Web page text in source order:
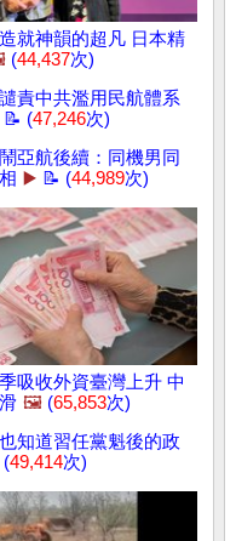
就神韻的超凡 日本精
(44,437次)
責中共濫用民航體系
📝 (47,246次)
亞航後續：同機男同
▶️ 📝 (44,989次)
吸收外資臺灣上升 中
🖼️ (65,853次)
知道習任黨魁後的政
(49,414次)